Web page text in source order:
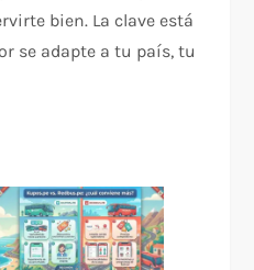
bien. La clave está
se adapte a tu país, tu